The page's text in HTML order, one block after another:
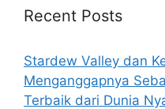
h
r
:
Recent Posts
Stardew Valley dan
Menganggapnya
Terbaik dari Dunia